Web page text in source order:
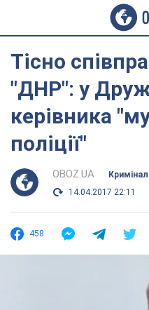
Тісно
"ДНР": у
керівника
поліції"
OBOZ.UA
14.04.2017 22:11
458